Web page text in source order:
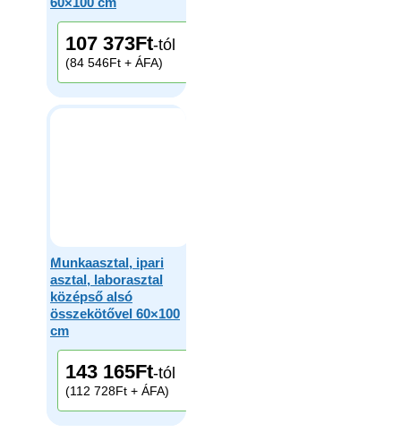
107 373Ft-tól
(84 546Ft + ÁFA)
Munkaasztal, ipari
asztal, laborasztal
középső alsó
összekötővel 60×100
cm
143 165Ft-tól
(112 728Ft + ÁFA)